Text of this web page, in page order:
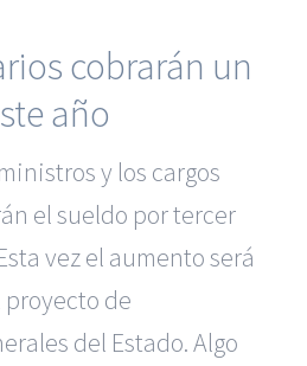
cobrarán un
año
y los cargos
el sueldo por tercer
vez el aumento será
proyecto de
del Estado. Algo